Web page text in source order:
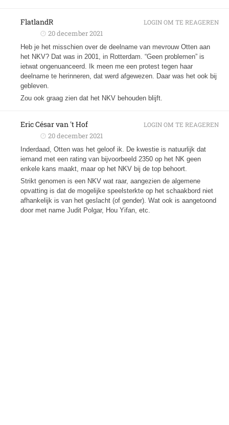
FlatlandR
20 december 2021
Heb je het misschien over de deelname van mevrouw Otten aan
het NKV? Dat was in 2001, in Rotterdam. “Geen problemen” is
ietwat ongenuanceerd. Ik meen me een protest tegen haar
deelname te herinneren, dat werd afgewezen. Daar was het ook bij
gebleven.
Zou ook graag zien dat het NKV behouden blijft.
LOGIN OM TE REAGEREN
Eric César van 't Hof
20 december 2021
Inderdaad, Otten was het geloof ik. De kwestie is natuurlijk dat
iemand met een rating van bijvoorbeeld 2350 op het NK geen
enkele kans maakt, maar op het NKV bij de top behoort.
Strikt genomen is een NKV wat raar, aangezien de algemene
opvatting is dat de mogelijke speelsterkte op het schaakbord niet
afhankelijk is van het geslacht (of gender). Wat ook is aangetoond
door met name Judit Polgar, Hou Yifan, etc.
LOGIN OM TE REAGEREN